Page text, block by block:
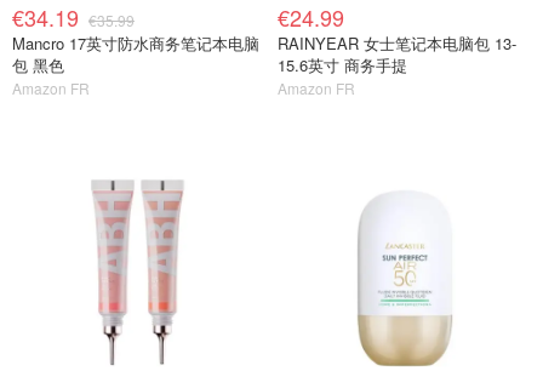
€34.19 €35.99
Mancro 17英寸防水商务笔记本电脑
包 黑色
Amazon FR
€24.99
RAINYEAR 女士笔记本电脑包 13-
15.6英寸 商务手提
Amazon FR